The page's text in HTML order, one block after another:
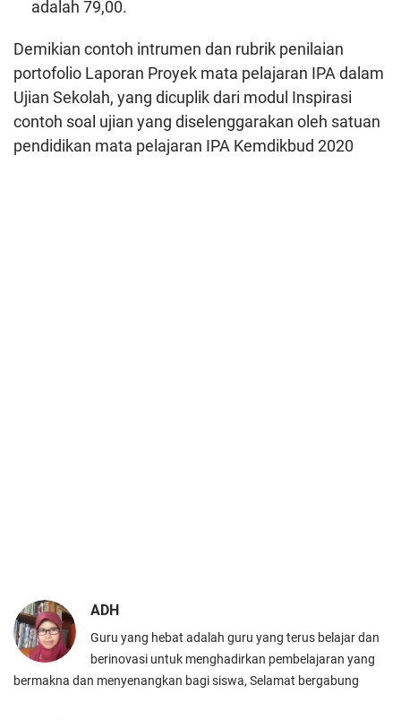
adalah 79,00.
Demikian contoh intrumen dan rubrik penilaian
portofolio Laporan Proyek mata pelajaran IPA dalam
Ujian Sekolah, yang dicuplik dari modul Inspirasi
contoh soal ujian yang diselenggarakan oleh satuan
pendidikan mata pelajaran IPA Kemdikbud 2020
ADH
Guru yang hebat adalah guru yang terus belajar dan
berinovasi untuk menghadirkan pembelajaran yang
bermakna dan menyenangkan bagi siswa, Selamat bergabung